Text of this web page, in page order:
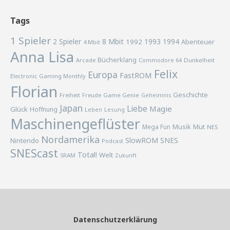
Tags
1 Spieler 2 Spieler 4 Mbit 8 Mbit 1992 1993 1994 Abenteuer
Anna Lisa Arcade Bücherklang Commodore 64 Dunkelheit
Electronic Gaming Monthly Europa FastROM Felix
Florian Freiheit Freude Game Genie Geheimnis Geschichte
Glück Hoffnung Japan Leben Lesung Liebe Magie
Maschinengeflüster Mega Fun Musik Mut NES
Nintendo Nordamerika Podcast SlowROM SNES
SNEScast SRAM Total! Welt Zukunft
Datenschutzerklärung